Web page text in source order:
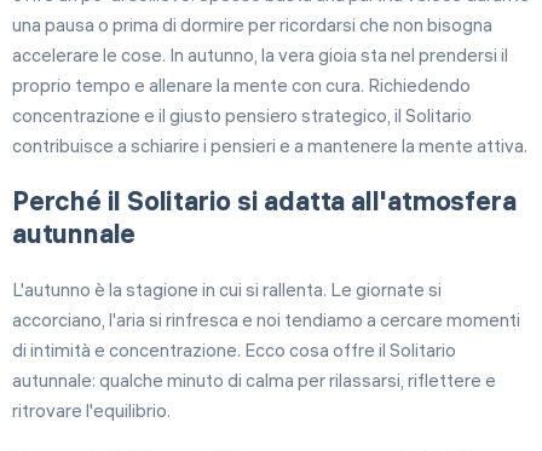
una pausa o prima di dormire per ricordarsi che non bisogna
accelerare le cose. In autunno, la vera gioia sta nel prendersi il
proprio tempo e allenare la mente con cura. Richiedendo
concentrazione e il giusto pensiero strategico, il Solitario
contribuisce a schiarire i pensieri e a mantenere la mente attiva.
Perché il Solitario si adatta all'atmosfera
autunnale
L'autunno è la stagione in cui si rallenta. Le giornate si
accorciano, l'aria si rinfresca e noi tendiamo a cercare momenti
di intimità e concentrazione. Ecco cosa offre il Solitario
autunnale: qualche minuto di calma per rilassarsi, riflettere e
ritrovare l'equilibrio.